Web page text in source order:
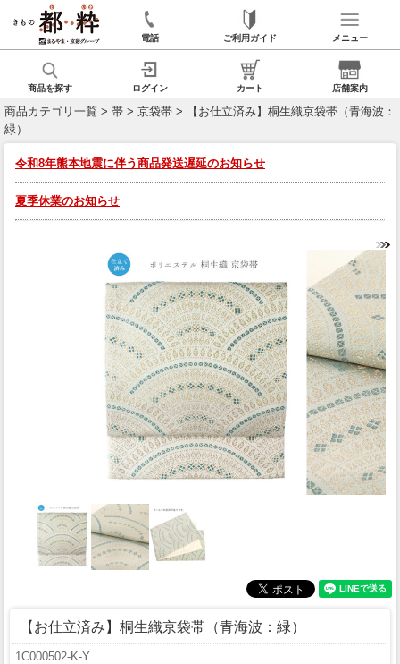
電話 ご利用ガイド メニュー
商品を探す ログイン カート 店舗案内
商品カテゴリ一覧 > 帯 > 京袋帯 > 【お仕立済み】桐生織京袋帯（青海波：
緑）
令和8年熊本地震に伴う商品発送遅延のお知らせ
夏季休業のお知らせ
【お仕立済み】桐生織京袋帯（青海波：緑）
1C000502-K-Y